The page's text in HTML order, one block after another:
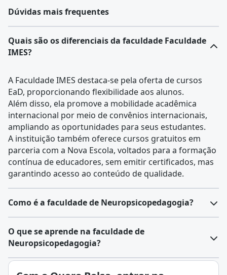
Dúvidas mais frequentes
Quais são os diferenciais da faculdade Faculdade
IMES?
A Faculdade IMES destaca-se pela oferta de cursos
EaD, proporcionando flexibilidade aos alunos.
Além disso, ela promove a mobilidade acadêmica
internacional por meio de convênios internacionais,
ampliando as oportunidades para seus estudantes.
A instituição também oferece cursos gratuitos em
parceria com a Nova Escola, voltados para a formação
contínua de educadores, sem emitir certificados, mas
garantindo acesso ao conteúdo de qualidade.
Como é a faculdade de Neuropsicopedagogia?
O curso de Neuropsicopedagogia é ofertado em nível
de pós-graduação lato sensu (
especialista deve contar, obrigatoriamente, com a
O que se aprende na faculdade de
Neuropsicopedagogia?
A Neuropsicopedagogia é a área de estudos que